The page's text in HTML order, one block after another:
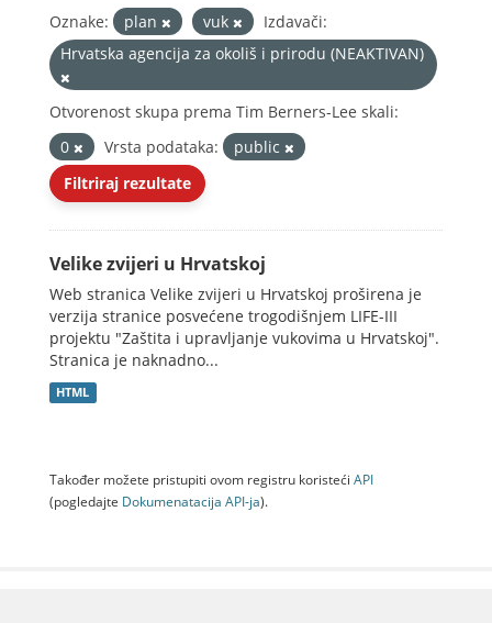
Oznake: plan vuk
Izdavači:
Hrvatska agencija za okoliš i prirodu (NEAKTIVAN)
Otvorenost skupa prema Tim Berners-Lee skali:
0
Vrsta podataka:
public
Filtriraj rezultate
Velike zvijeri u Hrvatskoj
Web stranica Velike zvijeri u Hrvatskoj proširena je
verzija stranice posvećene trogodišnjem LIFE-III
projektu "Zaštita i upravljanje vukovima u Hrvatskoj".
Stranica je naknadno...
HTML
Također možete pristupiti ovom registru koristeći API
(pogledajte Dokumenаtаcijа API-jа).